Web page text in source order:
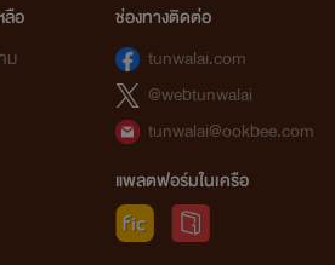
ลือ
ม
ช่องทางติดต่อ
tunwalai.com
@webtunwalai
tunwalai@ookbee.com
แพลตฟอร์มในเครือ